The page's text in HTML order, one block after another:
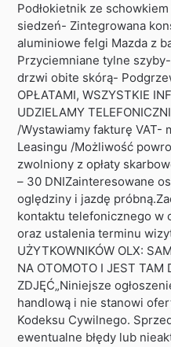
Podłokietnik ze
siedzeń- Zintegrowana
aluminiowe felgi Mazda z
Przyciemniane tylne
drzwi obite skórą-
OPŁATAMI, WSZYSTKIE
UDZIELAMY
/Wystawiamy fakturę VAT-
Leasingu /Możliwość
zwolniony z opłaty
– 30 DNIZainteresowane
oględziny i jazdę
kontaktu telefonicznego w
oraz ustalenia terminu
UŻYTKOWNIKÓW OLX:
NA OTOMOTO I JEST TAM
ZDJĘĆ„Niniejsze
handlową i nie stanowi
Kodeksu Cywilnego.
ewentualne błędy lub